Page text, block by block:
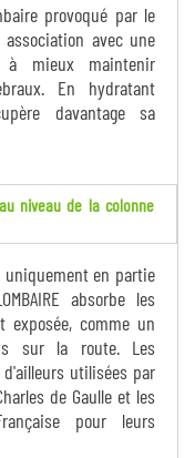
provoqué par le
association avec une
à mieux maintenir
En hydratant
davantage sa
niveau de la colonne
uniquement en partie
absorbe les
exposée, comme un
sur la route. Les
d'ailleurs utilisées par
de Gaulle et les
pour leurs